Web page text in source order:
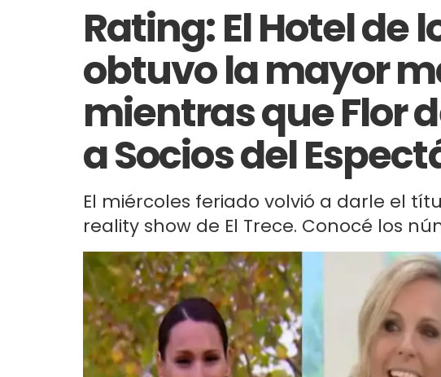
Rating: El Hotel de
obtuvo la mayor
mientras que Flor
a Socios del
El miércoles feriado volvió a darle el
reality show de El Trece. Conocé los